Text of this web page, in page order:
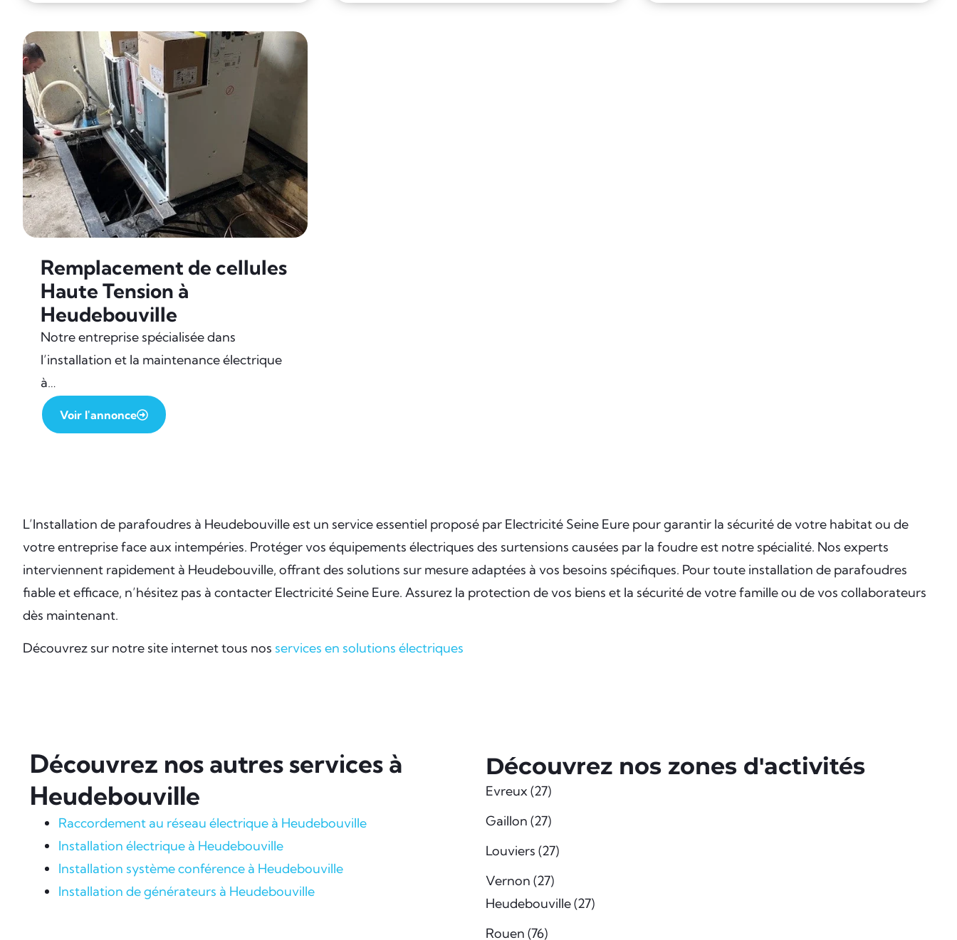
Remplacement de cellules
Haute Tension à
Heudebouville
Notre entreprise spécialisée dans
l’installation et la maintenance électrique
à…
Voir l'annonce
L’Installation de parafoudres à Heudebouville est un service essentiel proposé par Electricité Seine Eure pour garantir la sécurité de votre habitat ou de
votre entreprise face aux intempéries. Protéger vos équipements électriques des surtensions causées par la foudre est notre spécialité. Nos experts
interviennent rapidement à Heudebouville, offrant des solutions sur mesure adaptées à vos besoins spécifiques. Pour toute installation de parafoudres
fiable et efficace, n’hésitez pas à contacter Electricité Seine Eure. Assurez la protection de vos biens et la sécurité de votre famille ou de vos collaborateurs
dès maintenant.
Découvrez sur notre site internet tous nos services en solutions électriques
Découvrez nos autres services à
Heudebouville
Raccordement au réseau électrique à Heudebouville
Installation électrique à Heudebouville
Installation système conférence à Heudebouville
Installation de générateurs à Heudebouville
Découvrez nos zones d'activités
Evreux (27)
Gaillon (27)
Louviers (27)
Vernon (27)
Heudebouville (27)
Rouen (76)